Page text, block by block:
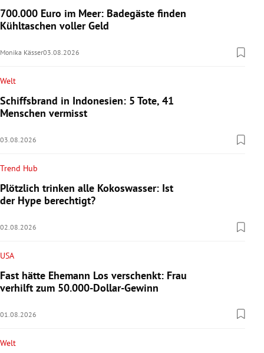
700.000 Euro im Meer: Badegäste finden
Kühltaschen voller Geld
Monika Kässer03.08.2026
Welt
Schiffsbrand in Indonesien: 5 Tote, 41
Menschen vermisst
03.08.2026
Trend Hub
Plötzlich trinken alle Kokoswasser: Ist
der Hype berechtigt?
02.08.2026
USA
Fast hätte Ehemann Los verschenkt: Frau
verhilft zum 50.000-Dollar-Gewinn
01.08.2026
Welt